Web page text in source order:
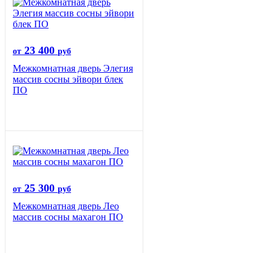
от 23 400 руб
Межкомнатная дверь Элегия
массив сосны эйвори блек
ПО
от 25 300 руб
Межкомнатная дверь Лео
массив сосны махагон ПО